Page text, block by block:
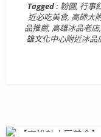
Tagged :粉圓, 行事
近必吃美食, 高師大
品推薦, 高雄冰品老店,
雄文化中心附近冰品